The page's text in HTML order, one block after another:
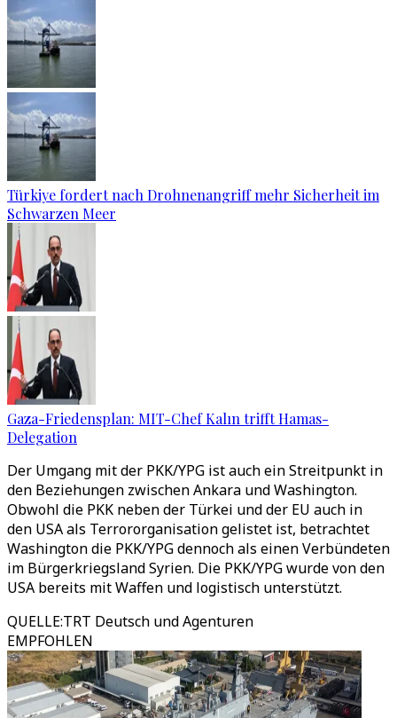
Türkiye fordert nach Drohnenangriff mehr Sicherheit im
Schwarzen Meer
Gaza-Friedensplan: MIT-Chef Kalın trifft Hamas-
Delegation
Der Umgang mit der PKK/YPG ist auch ein Streitpunkt in
den Beziehungen zwischen Ankara und Washington.
Obwohl die PKK neben der Türkei und der EU auch in
den USA als Terrororganisation gelistet ist, betrachtet
Washington die PKK/YPG dennoch als einen Verbündeten
im Bürgerkriegsland Syrien. Die PKK/YPG wurde von den
USA bereits mit Waffen und logistisch unterstützt.
QUELLE:TRT Deutsch und Agenturen
EMPFOHLEN